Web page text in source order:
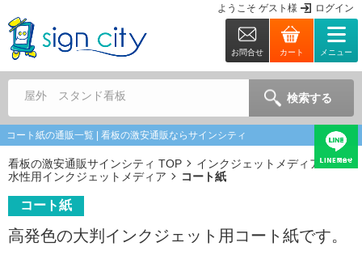
ようこそ ゲスト 様 ログイン
お問合せ カート メニュー
屋外 スタンド看板 検索する
コート紙の通販一覧 | 看板の激安通販ならサインシティ
看板の激安通販サインシティ TOP
インクジェットメディア
水性用インクジェットメディア
コート紙
コート紙
高発色の大判インクジェット用コート紙です。